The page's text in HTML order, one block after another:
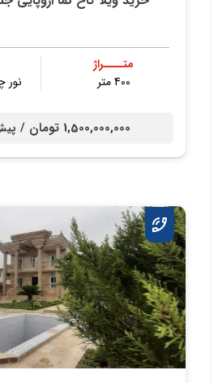
متــــراژ
400 متر
نور
1,500,000,000 تومان /